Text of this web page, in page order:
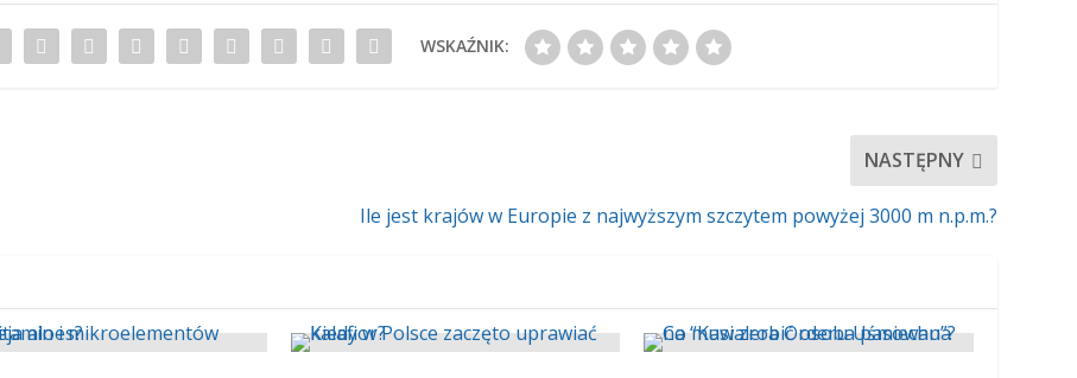
WSKAŹNIK:
NASTĘPNY
Ile jest krajów w Europie z najwyższym szczytem powyżej 3000 m n.p.m.?